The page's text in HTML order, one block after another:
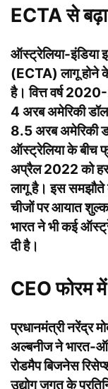
ECTA से बढ़ा
ऑस्ट्रेलिया-इंडिया
(ECTA) लागू होने के
है। वित्त वर्ष
4 अरब अमेरिकी
8.5 अरब अमेरिकी
ऑस्ट्रेलिया के बीच
अप्रैल 2022 को
लागू है। इस समझौते
चीजों पर आयात
भारत ने भी कई
दी है।
CEO फोरम में
प्रधानमंत्री नरेंद्र
अल्बनीज ने भारत-
रोडमैप बिजनेस
उद्योग जगत के